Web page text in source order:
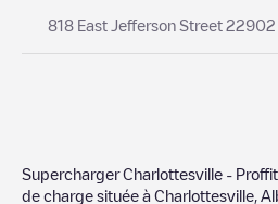
818 East Jefferson Street 22902
Supercharger Charlottesville - Proffit
de charge située à Charlottesville